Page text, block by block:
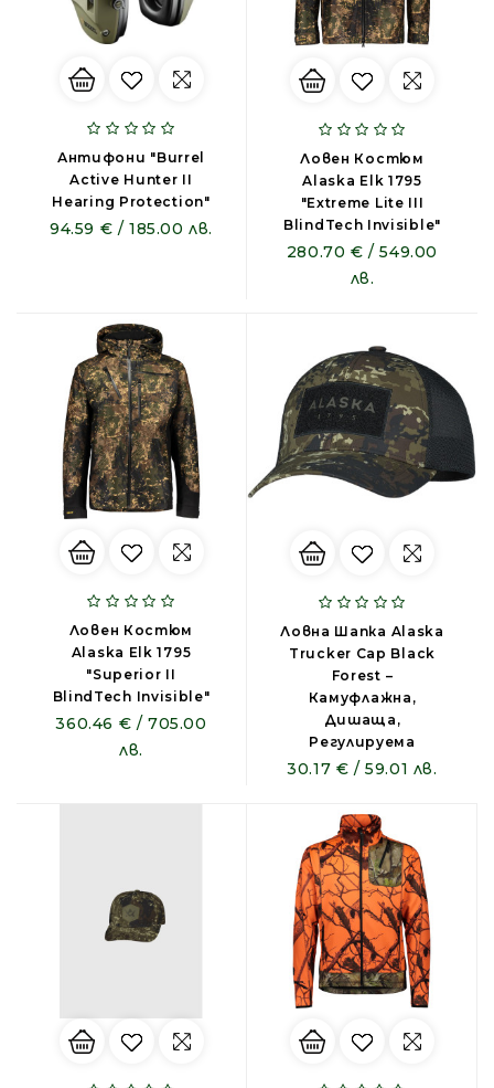
Антифони "Burrel
Active Hunter II
Hearing Protection"
94.59 € / 185.00 лв.
Ловен Костюм
Alaska Elk 1795
"Extreme Lite III
BlindTech Invisible"
280.70 € / 549.00
лв.
Ловен Костюм
Alaska Elk 1795
"Superior II
BlindTech Invisible"
360.46 € / 705.00
лв.
Ловна Шапка Alaska
Trucker Cap Black
Forest –
Камуфлажна,
Дишаща,
Регулируема
30.17 € / 59.01 лв.